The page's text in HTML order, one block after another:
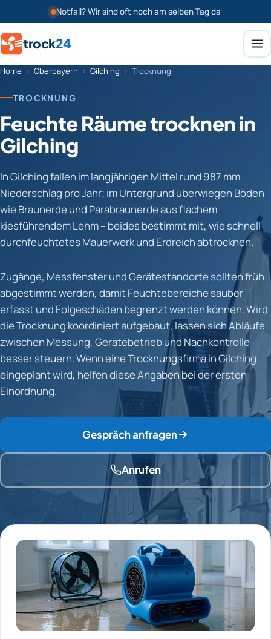
Notfall? Wir sind oft noch am selben Tag da
trock24
Home › Oberbayern › Gilching › Trocknung
TROCKNUNG
Feuchte Räume trocknen in
Gilching
In Gilching fallen im langjährigen Mittel rund 987 mm
Niederschlag pro Jahr; im Untergrund überwiegen Böden
wie Braunerde und Parabraunerde aus flachem
kiesführendem Lehm – beides bestimmt mit, wie schnell
durchfeuchtetes Mauerwerk und Erdreich abtrocknen.
Zugänge, Messfenster und Gerätestandorte sollten früh
abgestimmt werden, damit Feuchtebereiche sauber
erfasst und Folgeschäden begrenzt werden können. Wird
die Trocknung koordiniert aufgebaut, lassen sich Abläufe
zwischen Messung, Gerätebetrieb und Nachkontrolle
besser steuern. Wenn eine Trocknungsfirma in Gilching
eingeplant wird, helfen diese Angaben bei der ersten
Einordnung.
Gespräch anfragen
Anrufen